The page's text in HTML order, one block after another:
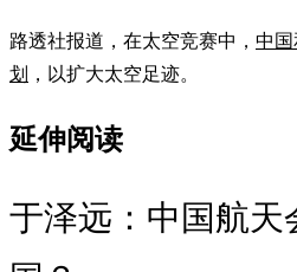
路透社报道，在太空竞赛中， 中
划
，以扩大太空足迹。
延伸阅读
于泽远：中国航天